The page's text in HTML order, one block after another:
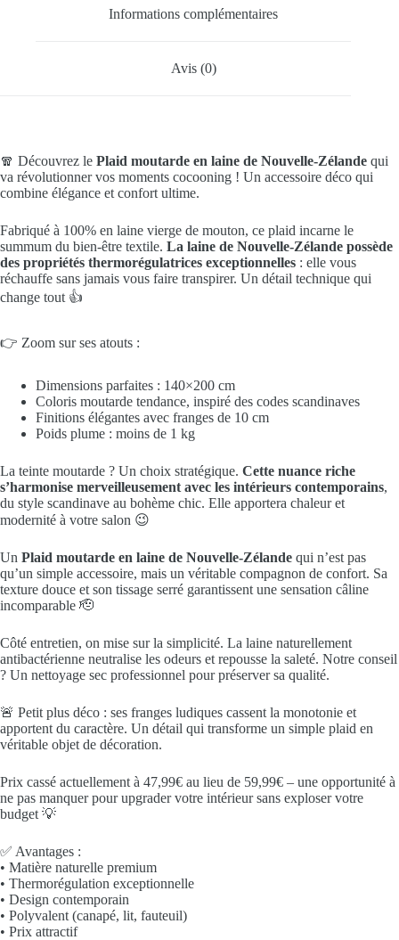
Informations complémentaires
Avis (0)
🧣 Découvrez le Plaid moutarde en laine de Nouvelle-Zélande qui
va révolutionner vos moments cocooning ! Un accessoire déco qui
combine élégance et confort ultime.
Fabriqué à 100% en laine vierge de mouton, ce plaid incarne le
summum du bien-être textile. La laine de Nouvelle-Zélande possède
des propriétés thermorégulatrices exceptionnelles : elle vous
réchauffe sans jamais vous faire transpirer. Un détail technique qui
change tout 👍
👉 Zoom sur ses atouts :
Dimensions parfaites : 140×200 cm
Coloris moutarde tendance, inspiré des codes scandinaves
Finitions élégantes avec franges de 10 cm
Poids plume : moins de 1 kg
La teinte moutarde ? Un choix stratégique. Cette nuance riche
s’harmonise merveilleusement avec les intérieurs contemporains,
du style scandinave au bohème chic. Elle apportera chaleur et
modernité à votre salon 😉
Un Plaid moutarde en laine de Nouvelle-Zélande qui n’est pas
qu’un simple accessoire, mais un véritable compagnon de confort. Sa
texture douce et son tissage serré garantissent une sensation câline
incomparable 🫡
Côté entretien, on mise sur la simplicité. La laine naturellement
antibactérienne neutralise les odeurs et repousse la saleté. Notre conseil
? Un nettoyage sec professionnel pour préserver sa qualité.
🚨 Petit plus déco : ses franges ludiques cassent la monotonie et
apportent du caractère. Un détail qui transforme un simple plaid en
véritable objet de décoration.
Prix cassé actuellement à 47,99€ au lieu de 59,99€ – une opportunité à
ne pas manquer pour upgrader votre intérieur sans exploser votre
budget 💡
✅ Avantages :
• Matière naturelle premium
• Thermorégulation exceptionnelle
• Design contemporain
• Polyvalent (canapé, lit, fauteuil)
• Prix attractif